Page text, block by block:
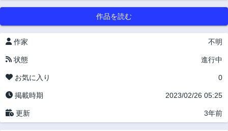
作品を読む
作家 不明
状態 進行中
お気に入り 0
掲載時期 2023/02/26 05:25
更新 3年前